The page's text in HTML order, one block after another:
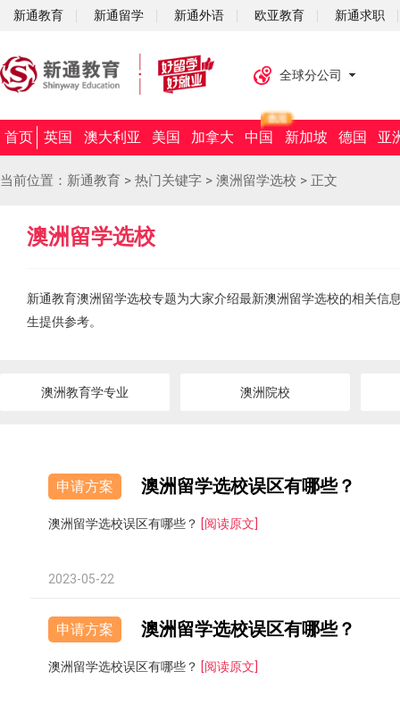
新通教育 新通留学 新通外语 欧亚教育 新通求职
全球分公司
首页 英国 澳大利亚 美国 加拿大 中国 新加坡 德国 亚
当前位置： 新通教育 > 热门关键字 > 澳洲留学选校 > 正文
澳洲留学选校
新通教育澳洲留学选校专题为大家介绍最新澳洲留学选校的相关
生提供参考。
澳洲教育学专业 澳洲院校
申请方案 澳洲留学选校误区有哪些？
澳洲留学选校误区有哪些？ [阅读原文]
2023-05-22
申请方案 澳洲留学选校误区有哪些？
澳洲留学选校误区有哪些？ [阅读原文]